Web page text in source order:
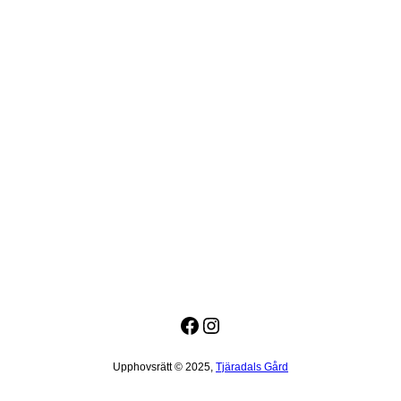
Facebook
Instagram
Upphovsrätt © 2025, Tjäradals Gård